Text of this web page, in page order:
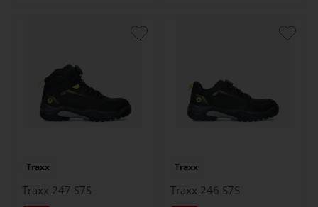
Traxx
Traxx 247 S7S
Traxx
Traxx 246 S7S